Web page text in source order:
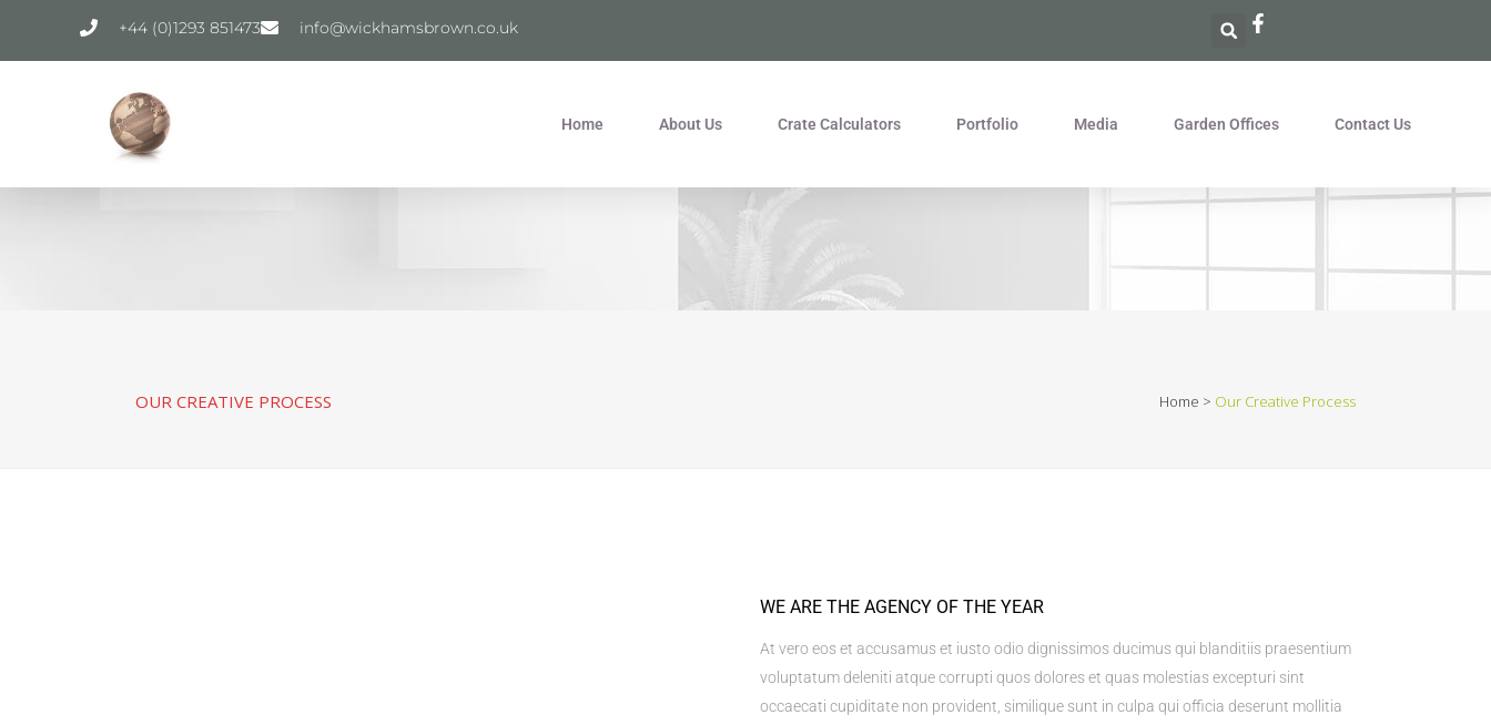
+44 (0)1293 851473 info@wickhamsbrown.co.uk
Home About Us Crate Calculators Portfolio Media Garden Offices Contact Us
OUR CREATIVE PROCESS Home > Our Creative Process
WE ARE THE AGENCY OF THE YEAR
At vero eos et accusamus et iusto odio dignissimos ducimus qui blanditiis praesentium
voluptatum deleniti atque corrupti quos dolores et quas molestias excepturi sint
occaecati cupiditate non provident, similique sunt in culpa qui officia deserunt mollitia